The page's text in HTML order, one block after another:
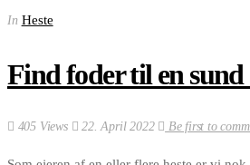
In Heste
Find foder til en sund
405 Views 22. April 2022 Be first to